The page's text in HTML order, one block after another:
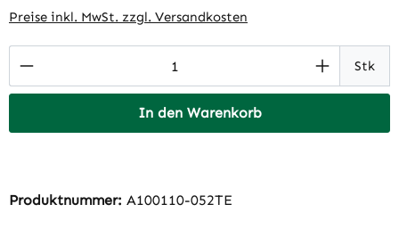
Preise inkl. MwSt. zzgl. Versandkosten
Produkt Anzahl: Gib den gewünschtenStk
In den Warenkorb
Produktnummer: A100110-052TE